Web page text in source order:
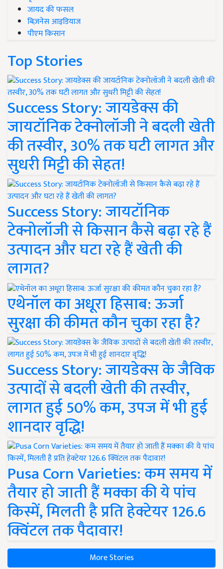
जायद की फसल
बिज़नेस आइडियाज
पीएम किसान
Top Stories
Success Story: जायडेक्स की
जायटॉनिक टेक्नोलॉजी ने बदली खेती
की तस्वीर, 30% तक घटी लागत और
सुधरी मिट्टी की सेहत!
Success Story: जायटॉनिक
टेक्नोलॉजी से किसान कैसे बढ़ा रहे हैं
उत्पादन और घटा रहे हैं खेती की
लागत?
एथेनॉल का अधूरा हिसाब: ऊर्जा
सुरक्षा की कीमत कौन चुका रहा है?
Success Story: जायडेक्स के जैविक
उत्पादों से बदली खेती की तस्वीर,
लागत हुई 50% कम, उपज में भी हुई
शानदार वृद्धि!
Pusa Corn Varieties: कम समय में
तैयार हो जाती हैं मक्का की ये पांच
किस्में, मिलती है प्रति हेक्टेयर 126.6
क्विंटल तक पैदावार!
More Stories